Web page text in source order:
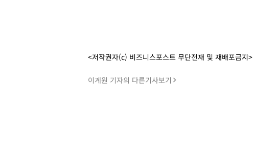
<저작권자(c) 비즈니스포스트 무단전재 및 재배포금지>
이계원 기자의 다른기사보기